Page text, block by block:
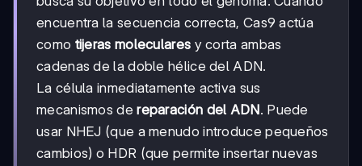
encuentra la secuencia correcta, Cas9 actúa
como tijeras moleculares y corta ambas
cadenas de la doble hélice del ADN.
La célula inmediatamente activa sus
mecanismos dereparación del ADN. Puede
usar NHEJ (que a menudo introduce pequeños
cambios) o HDR (que permite insertar nuevas